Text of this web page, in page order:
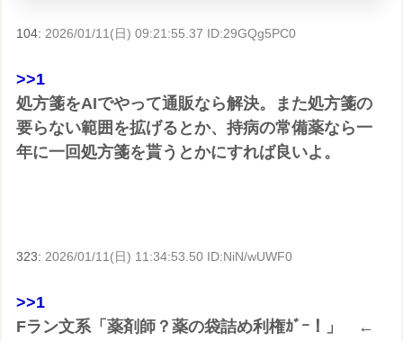
104: 2026/01/11(日) 09:21:55.37 ID:29GQg5PC0
>>1
処方箋をAIでやって通販なら解決。また処方箋の
要らない範囲を拡げるとか、持病の常備薬なら一
年に一回処方箋を貰うとかにすれば良いよ。
323:2026/01/11(日) 11:34:53.50 ID:NiN/wUWF0
>>1
Fラン文系「薬剤師？薬の袋詰め利権ｶﾞｰ！」 ←